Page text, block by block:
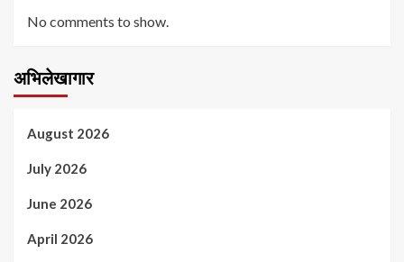
No comments to show.
अभिलेखागार
August 2026
July 2026
June 2026
April 2026